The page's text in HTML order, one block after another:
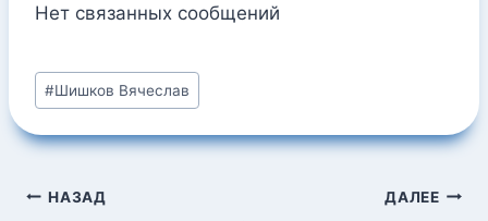
Нет связанных сообщений
Метки
записи:
#Шишков Вячеслав
Навигация
НАЗАД ДАЛЕЕ